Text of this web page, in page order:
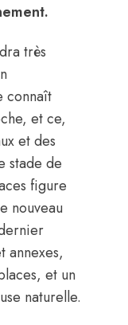
très
connaît
et ce,
et des
stade de
figure
nouveau
annexes,
et un
naturelle.